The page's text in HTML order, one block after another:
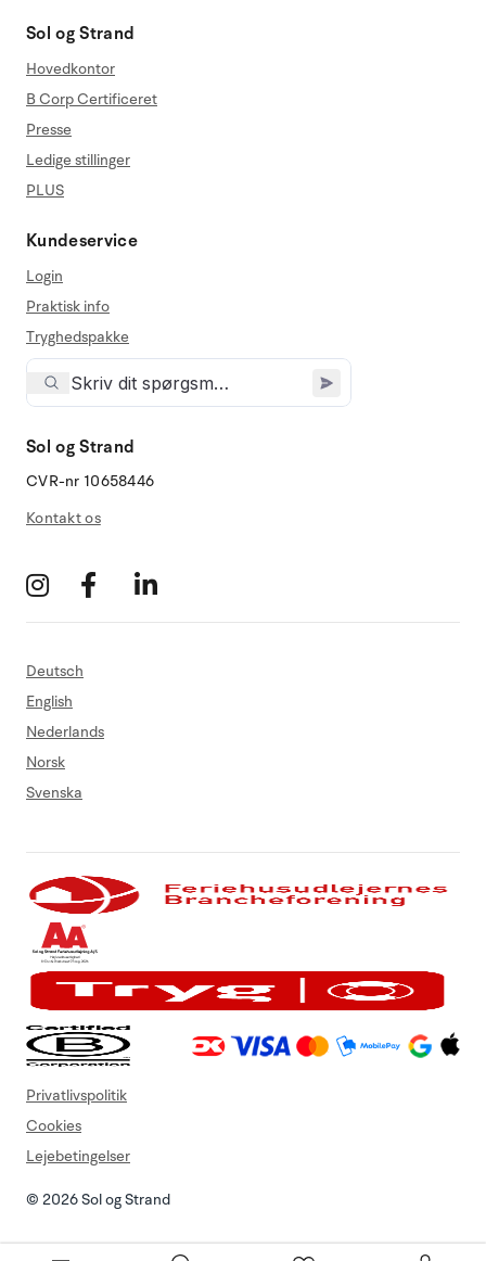
Sol og Strand
Hovedkontor
B Corp Certificeret
Presse
Ledige stillinger
PLUS
Kundeservice
Login
Praktisk info
Tryghedspakke
Sol og Strand
CVR-nr 10658446
Kontakt os
Deutsch
English
Nederlands
Norsk
Svenska
© 2026 Sol og Strand
Privatlivspolitik
Cookies
Lejebetingelser